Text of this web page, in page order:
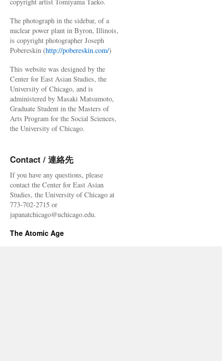
The photograph in the sidebar, of a
nuclear power plant in Byron, Illinois,
is copyright photographer Joseph
Pobereskin (http://pobereskin.com/)
This website was designed by the
Center for East Asian Studies, the
University of Chicago, and is
administered by Masaki Matsumoto,
Graduate Student in the Masters of
Arts Program for the Social Sciences,
the University of Chicago.
Contact / 連絡先
If you have any questions, please
contact the Center for East Asian
Studies, the University of Chicago at
773-702-2715 or
japanatchicago@uchicago.edu.
The Atomic Age